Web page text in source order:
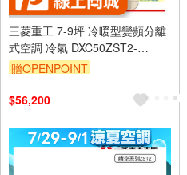
三菱重工 7-9坪 冷暖型變頻分離
式空調 冷氣 DXC50ZST2-
W/DXK50ZST2-W
贈OPENPOINT
$56,200